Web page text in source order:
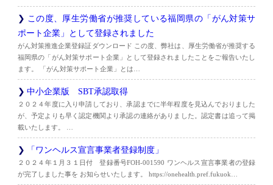
この度、厚生労働省が推奨している福岡県の「がん対策サ
ポート企業」として登録されました
がん対策推進企業登録証ダウンロード この度、弊社は、厚生労働省が推奨する
福岡県の「がん対策サポート企業」として登録されましたことをご報告いたし
ます。 「がん対策サポート企業」とは…
中小企業版 SBT承認取得
２０２４年度に入り申請しており、承認までに半年程度を見込んでおりました
が、予定よりも早く認定機関より承認の連絡がありました。認定書は追って掲
載いたします。 …
「ワンヘルス宣言事業者登録制度」
２０２４年１月３１日付 登録番号FOH-001590 ワンヘルス宣言事業者の登録
が完了しました事を お知らせいたします。 https://onehealth.pref.fukuok…